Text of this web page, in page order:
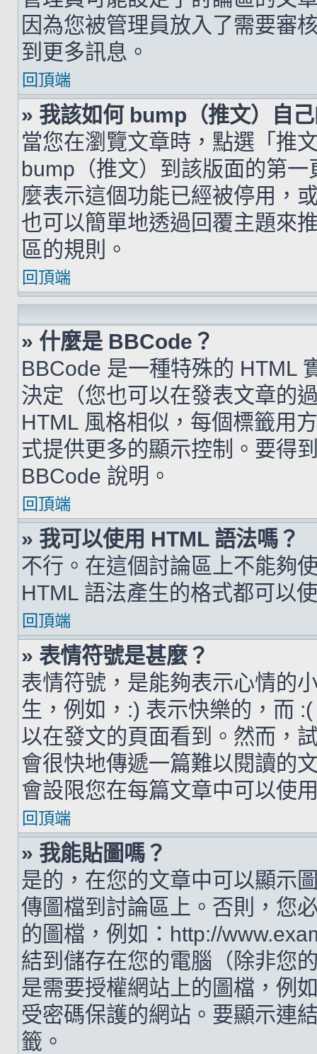
因為您被管理員放入了需要審
到更多訊息。
回頂端
» 我該如何 bump（推文）自
當您在瀏覽文章時，點選「推
bump（推文）到該版面的第
麼表示這個功能已經被停用，
也可以簡單地透過回覆主題來
區的規則。
回頂端
» 什麼是 BBCode？
BBCode 是一種特殊的 HTML
決定（您也可以在發表文章的
HTML 風格相似，每個標籤用
式提供更多的顯示控制。要得
BBCode 說明。
回頂端
» 我可以使用 HTML 語法嗎？
不行。在這個討論區上不能夠
HTML 語法產生的格式都可以
回頂端
» 表情符號是甚麼？
表情符號，是能夠表示心情的
生，例如，:) 表示快樂的，而
以在發文的頁面看到。然而，
會很快地傳遞一篇難以閱讀的
會設限您在每篇文章中可以使
回頂端
» 我能貼圖嗎？
是的，在您的文章中可以顯示
傳圖檔到討論區上。否則，您
的圖檔，例如：http://
結到儲存在您的電腦（除非您
是需要授權網站上的圖檔，例
受密碼保護的網站。要顯示連
籤。